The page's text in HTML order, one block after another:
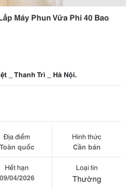
Máy Phun Vữa Phi 40 Bao
_ Thanh Trì _ Hà Nội.
Địa điểm
Toàn quốc
Hình thức
Cần bán
Hết hạn
09/04/2026
Loại tin
Thường